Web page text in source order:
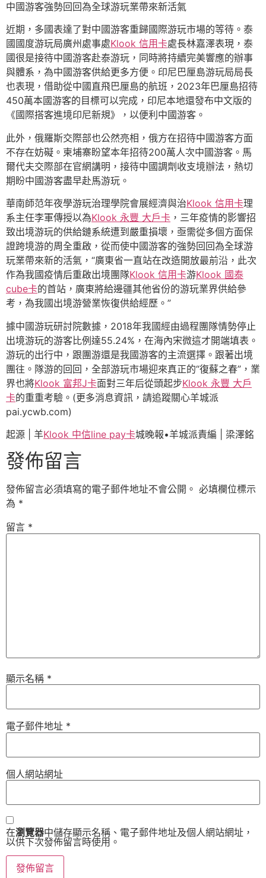
中國游客強勢回回為全球游玩業帶來新活氣
近期，多國表達了對中國游客重歸國際游玩市場的等待。泰
國國度游玩局廣州處事處Klook 信用卡處長林嘉澤表現，泰
國很是接待中國游客赴泰游玩，同時將持續完美響應的辦事
與體系，為中國游客供給更多方便。印尼巴厘島游玩局局長
也表現，借助從中國直飛巴厘島的航班，2023年巴厘島招待
450萬本國游客的目標可以完成，印尼本地還發布中文版的
《國際搭客進境印尼新規》，以便利中國游客。
此外，俄羅斯交際部也公然亮相，俄方在招待中國游客方面
不存在妨礙。柬埔寨盼望本年招待200萬人次中國游客。馬
爾代夫交際部在官網講明，接待中國調劑收支境辦法，熱切
期盼中國游客盡早赴馬游玩。
華南師范年夜學游玩治理學院會展經濟與治Klook 信用卡理
系主任李軍傳授以為Klook 永豐 大戶卡 ，三年疫情的影響招
致出境游玩的供給鏈系統遭到嚴重損壞，亟需從多個方面保
證跨境游的周全重啟，從而使中國游客的強勢回回為全球游
玩業帶來新的活氣，“廣東省一直站在改造開放最前沿，此次
作為我國疫情后重啟出境團隊Klook 信用卡游Klook 國泰
cube卡的首站，廣東將給邊疆其他省份的游玩業界供給參
考，為我國出境游營業恢復供給經歷。”
據中國游玩研討院數據，2018年我國經由過程團隊情勢停止
出境游玩的游客比例達55.24%，在海內宋微這才開端填表。
游玩的出行中，跟團游還是我國游客的主流選擇。跟著出境
團往。隊游的回回，全部游玩市場迎來真正的“復蘇之春”，業
界也將Klook 富邦J卡面對三年后從頭起步Klook 永豐 大戶
卡的重重考驗。(更多消息資訊，請追蹤關心羊城派
pai.ycwb.com)
起源 | 羊Klook 中信line pay卡城晚報•羊城派責編 | 梁澤銘
發佈留言
發佈留言必須填寫的電子郵件地址不會公開。 必填欄位標示
為 *
留言 *
顯示名稱 *
電子郵件地址 *
個人網站網址
在瀏覽器中儲存顯示名稱、電子郵件地址及個人網站網址，
以供下次發佈留言時使用。